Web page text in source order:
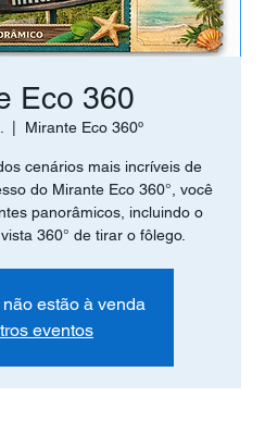
Eco 360
Mirante Eco 360º
cenários mais incríveis de
do Mirante Eco 360°, você
panorâmicos, incluindo o
360° de tirar o fôlego.
estão à venda
eventos